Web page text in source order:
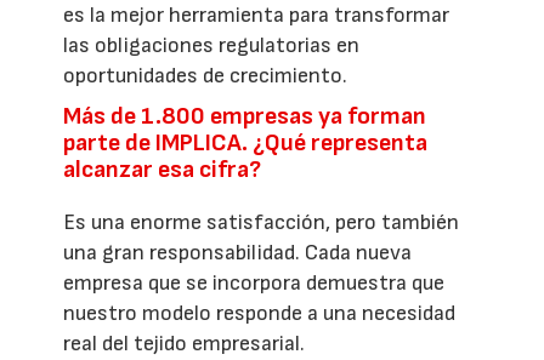
es la mejor herramienta para transformar
las obligaciones regulatorias en
oportunidades de crecimiento.
Más de 1.800 empresas ya forman
parte de IMPLICA. ¿Qué representa
alcanzar esa cifra?
Es una enorme satisfacción, pero también
una gran responsabilidad. Cada nueva
empresa que se incorpora demuestra que
nuestro modelo responde a una necesidad
real del tejido empresarial.